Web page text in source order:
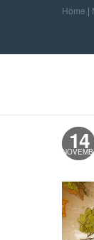
Home |
14